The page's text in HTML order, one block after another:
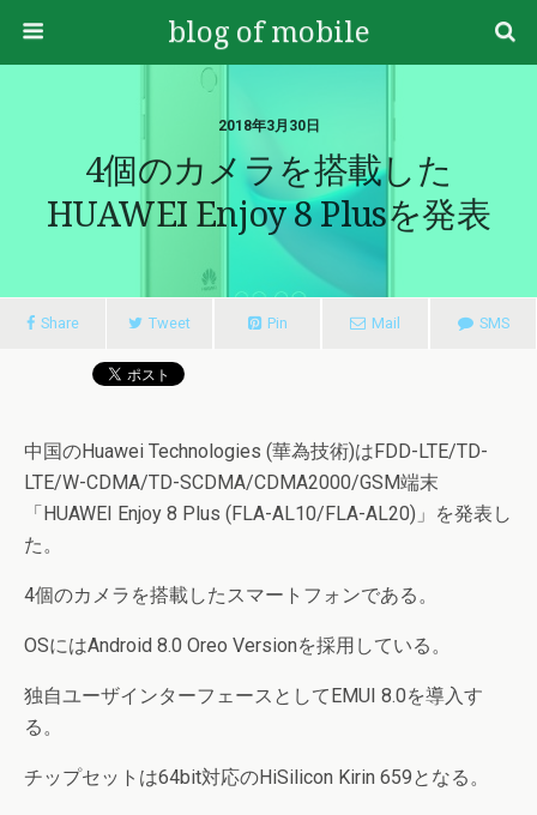
blog of mobile
2018年3月30日
4個のカメラを搭載した
HUAWEI Enjoy 8 Plusを発表
Share Tweet Pin Mail SMS
中国のHuawei Technologies (華為技術)はFDD-LTE/TD-
LTE/W-CDMA/TD-SCDMA/CDMA2000/GSM端末
「HUAWEI Enjoy 8 Plus (FLA-AL10/FLA-AL20)」を発表し
た。
4個のカメラを搭載したスマートフォンである。
OSにはAndroid 8.0 Oreo Versionを採用している。
独自ユーザインターフェースとしてEMUI 8.0を導入す
る。
チップセットは64bit対応のHiSilicon Kirin 659となる。